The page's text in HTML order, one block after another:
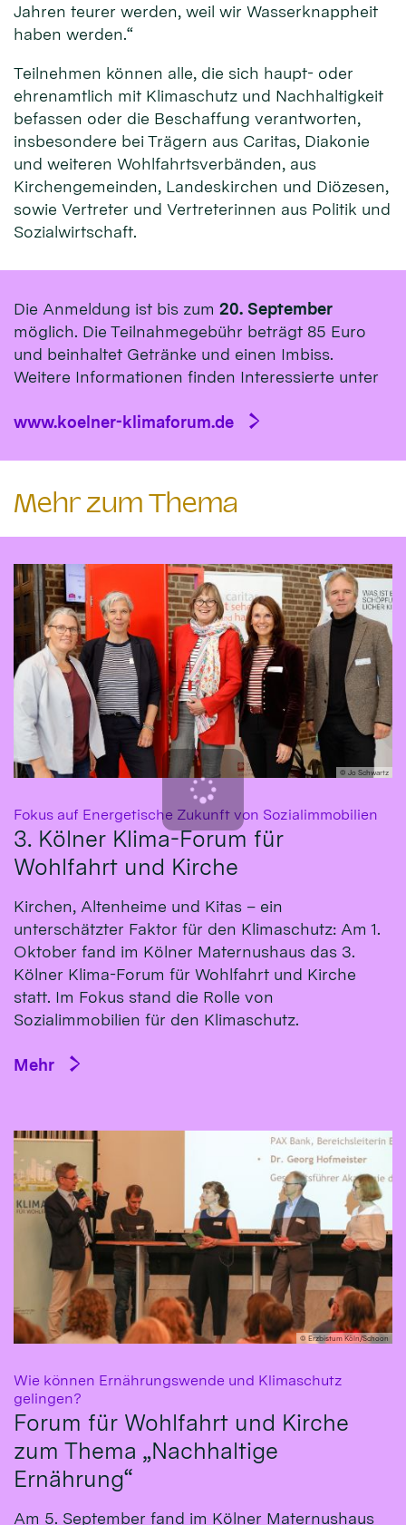
Jahren teurer werden, weil wir Wasserknappheit
haben werden.“
Teilnehmen können alle, die sich haupt- oder
ehrenamtlich mit Klimaschutz und Nachhaltigkeit
befassen oder die Beschaffung verantworten,
insbesondere bei Trägern aus Caritas, Diakonie
und weiteren Wohlfahrtsverbänden, aus
Kirchengemeinden, Landeskirchen und Diözesen,
sowie Vertreter und Vertreterinnen aus Politik und
Sozialwirtschaft.
Die Anmeldung ist bis zum 20. September
möglich. Die Teilnahmegebühr beträgt 85 Euro
und beinhaltet Getränke und einen Imbiss.
Weitere Informationen finden Interessierte unter
www.koelner-klimaforum.de
Mehr zum Thema
© Jo Schwartz
Fokus auf Energetische Zukunft von Sozialimmobilien
3. Kölner Klima-Forum für
Wohlfahrt und Kirche
Kirchen, Altenheime und Kitas – ein
unterschätzter Faktor für den Klimaschutz: Am 1.
Oktober fand im Kölner Maternushaus das 3.
Kölner Klima-Forum für Wohlfahrt und Kirche
statt. Im Fokus stand die Rolle von
Sozialimmobilien für den Klimaschutz.
Mehr
© Erzbistum Köln/Schoon
Wie können Ernährungswende und Klimaschutz
gelingen?
Forum für Wohlfahrt und Kirche
zum Thema „Nachhaltige
Ernährung“
Am 5. September fand im Kölner Maternushaus